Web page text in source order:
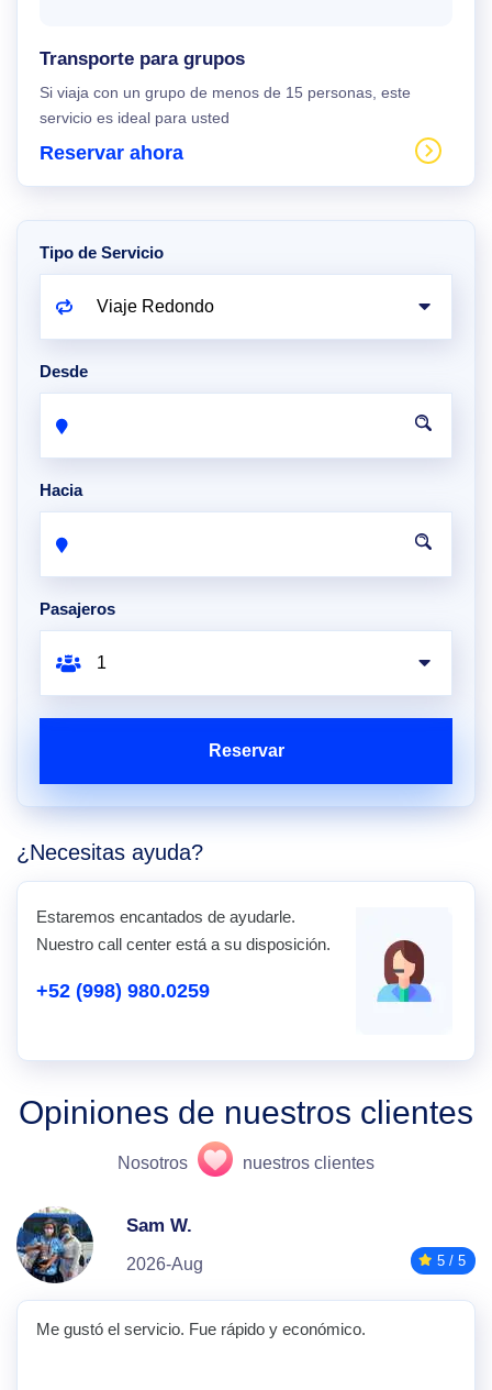
Transporte para grupos
Si viaja con un grupo de menos de 15 personas, este
servicio es ideal para usted
Reservar ahora
Tipo de Servicio
Desde
Hacia
Pasajeros
Reservar
¿Necesitas ayuda?
Estaremos encantados de ayudarle.
Nuestro call center está a su disposición.
+52 (998) 980.0259
Opiniones de nuestros clientes
Nosotros nuestros clientes
Sam W.
2026-Aug 5 / 5
Me gustó el servicio. Fue rápido y económico.